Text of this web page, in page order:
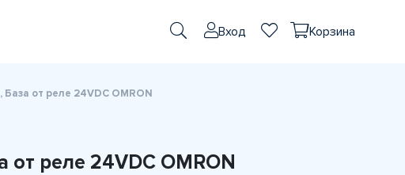
Вход Корзина
База от реле 24VDC OMRON
от реле 24VDC OMRON